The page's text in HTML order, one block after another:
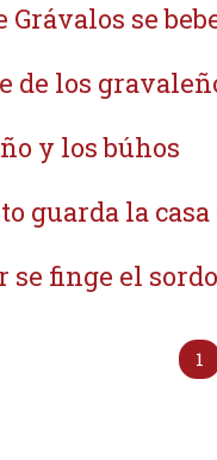
Grávalos se
de los
y los búhos
guarda la
se finge el
1